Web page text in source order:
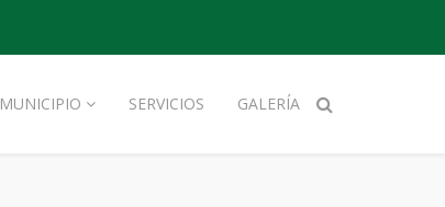
MUNICIPIO SERVICIOS GALERÍA